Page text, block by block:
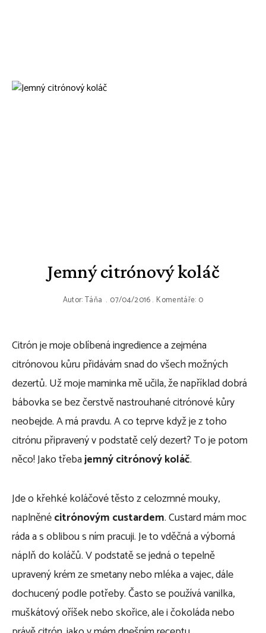
Jemný citrónový koláč
Autor:Táňa 07/04/2016 Komentáře: 0
Citrón je moje oblíbená ingredience a zejména
citrónovou kůru přidávám snad do všech možných
dezertů. Už moje maminka mě učila, že například dobrá
bábovka se bez čerstvě nastrouhané citrónové kůry
neobejde. A má pravdu. A co teprve když je z toho
citrónu připravený v podstatě celý dezert? To je potom
něco! Jako třebajemný citrónový koláč.
Jde o křehké koláčové těsto z celozrnné mouky,
naplněnécitrónovým custardem. Custard mám moc
ráda a s oblibou s ním pracuji. Je to vděčná a výborná
náplň do koláčů. V podstatě se jedná o tepelně
upravený krém ze smetany nebo mléka a vajec, dále
dochucený podle potřeby. Často se používá vanilka,
muškátový oříšek nebo skořice, ale i čokoláda nebo